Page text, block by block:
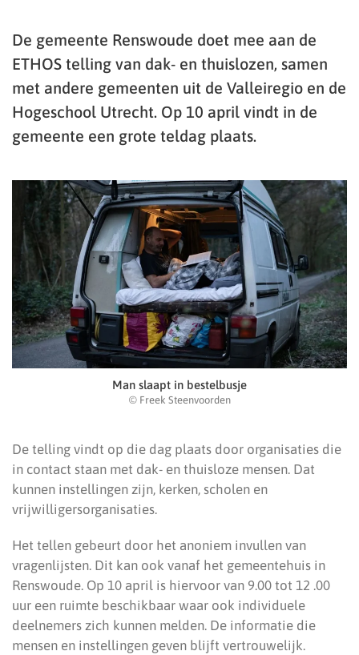
De gemeente Renswoude doet mee aan de
ETHOS telling van dak- en thuislozen, samen
met andere gemeenten uit de Valleiregio en de
Hogeschool Utrecht. Op 10 april vindt in de
gemeente een grote teldag plaats.
Man slaapt in bestelbusje
© Freek Steenvoorden
De telling vindt op die dag plaats door organisaties die
in contact staan met dak- en thuisloze mensen. Dat
kunnen instellingen zijn, kerken, scholen en
vrijwilligersorganisaties.
Het tellen gebeurt door het anoniem invullen van
vragenlijsten. Dit kan ook vanaf het gemeentehuis in
Renswoude. Op 10 april is hiervoor van 9.00 tot 12 .00
uur een ruimte beschikbaar waar ook individuele
deelnemers zich kunnen melden. De informatie die
mensen en instellingen geven blijft vertrouwelijk.